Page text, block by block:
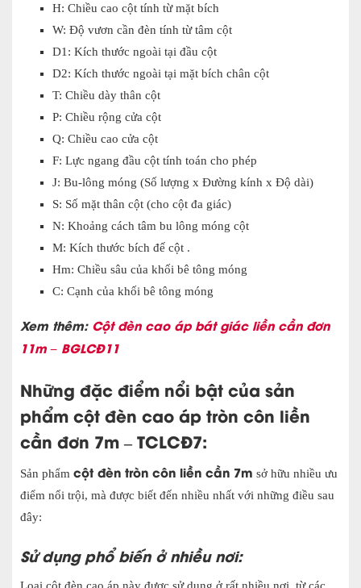
H: Chiều cao cột tính từ mặt bích
W: Độ vươn cần đèn tính từ tâm cột
D1: Kích thước ngoài tại đầu cột
D2: Kích thước ngoài tại mặt bích chân cột
T: Chiều dày thân cột
P: Chiều rộng cửa cột
Q: Chiều cao cửa cột
F: Lực ngang đầu cột tính toán cho phép
J: Bu-lông móng (Số lượng x Đường kính x Độ dài)
S: Số mặt thân cột (cho cột đa giác)
N: Khoảng cách tâm bu lông móng cột
M: Kích thước bích đế cột .
Hm: Chiều sâu của khối bê tông móng
C: Cạnh của khối bê tông móng
Xem thêm: Cột đèn cao áp bát giác liền cần đơn
11m – BGLCĐ11
Những đặc điểm nổi bật của sản
phẩm cột đèn cao áp tròn côn liền
cần đơn 7m – TCLCĐ7:
Sản phẩm cột đèn tròn côn liền cần 7m sở hữu nhiều ưu
điểm nổi trội, mà được biết đến nhiều nhất với những điều sau
đây:
Sử dụng phổ biến ở nhiều nơi:
Loại cột đèn cao áp này được sử dụng ở rất nhiều nơi, từ các